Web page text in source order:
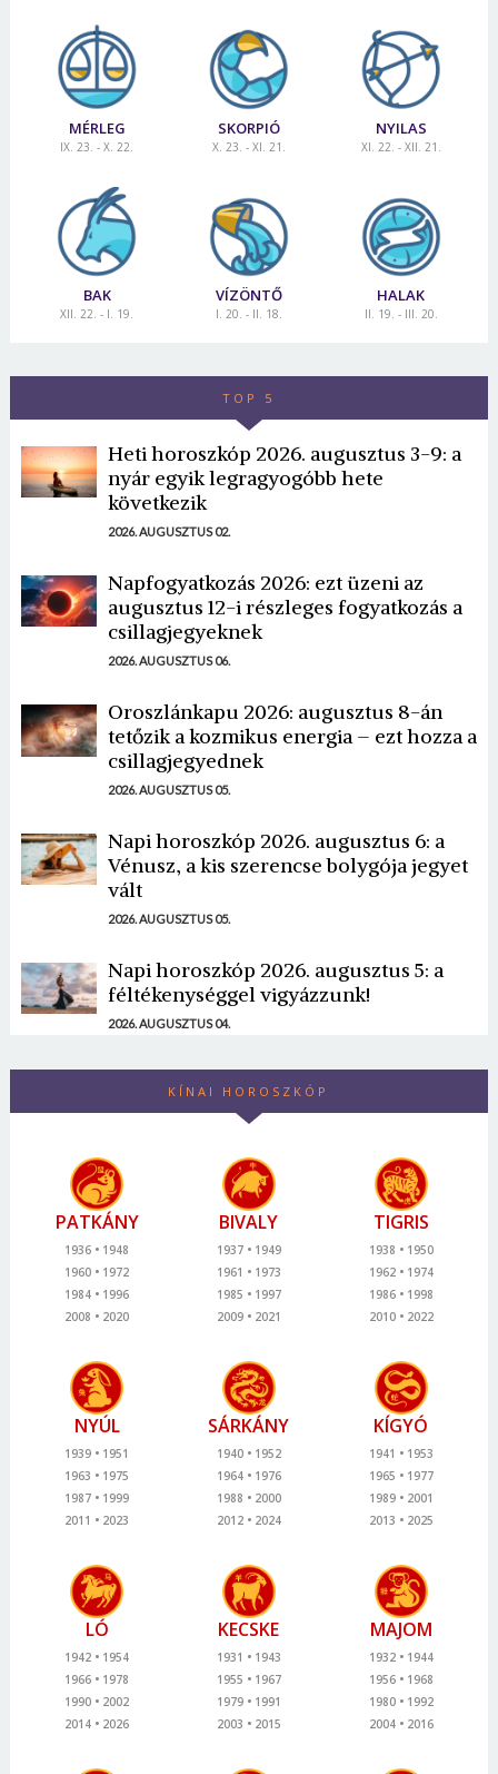
MÉRLEG
IX. 23. - X. 22.
SKORPIÓ
X. 23. - XI. 21.
NYILAS
XI. 22. - XII. 21.
BAK
XII. 22. - I. 19.
VÍZÖNTŐ
I. 20. - II. 18.
HALAK
II. 19. - III. 20.
TOP 5
Heti horoszkóp 2026. augusztus 3-9: a
nyár egyik legragyogóbb hete
következik
2026. AUGUSZTUS 02.
Napfogyatkozás 2026: ezt üzeni az
augusztus 12-i részleges fogyatkozás a
csillagjegyeknek
2026. AUGUSZTUS 06.
Oroszlánkapu 2026: augusztus 8-án
tetőzik a kozmikus energia – ezt hozza a
csillagjegyednek
2026. AUGUSZTUS 05.
Napi horoszkóp 2026. augusztus 6: a
Vénusz, a kis szerencse bolygója jegyet
vált
2026. AUGUSZTUS 05.
Napi horoszkóp 2026. augusztus 5: a
féltékenységgel vigyázzunk!
2026. AUGUSZTUS 04.
KÍNAI HOROSZKÓP
PATKÁNY
1936
1948
1960
1972
1984
1996
2008
2020
BIVALY
1937
1949
1961
1973
1985
1997
2009
2021
TIGRIS
1938
1950
1962
1974
1986
1998
2010
2022
NYÚL
1939
1951
1963
1975
1987
1999
2011
2023
SÁRKÁNY
1940
1952
1964
1976
1988
2000
2012
2024
KÍGYÓ
1941
1953
1965
1977
1989
2001
2013
2025
LÓ
1942
1954
1966
1978
1990
2002
2014
2026
KECSKE
1931
1943
1955
1967
1979
1991
2003
2015
MAJOM
1932
1944
1956
1968
1980
1992
2004
2016